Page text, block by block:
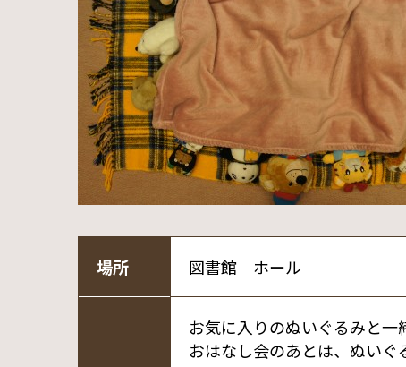
場所 図書館 ホール
お気に入りのぬいぐるみと一
おはなし会のあとは、ぬいぐ